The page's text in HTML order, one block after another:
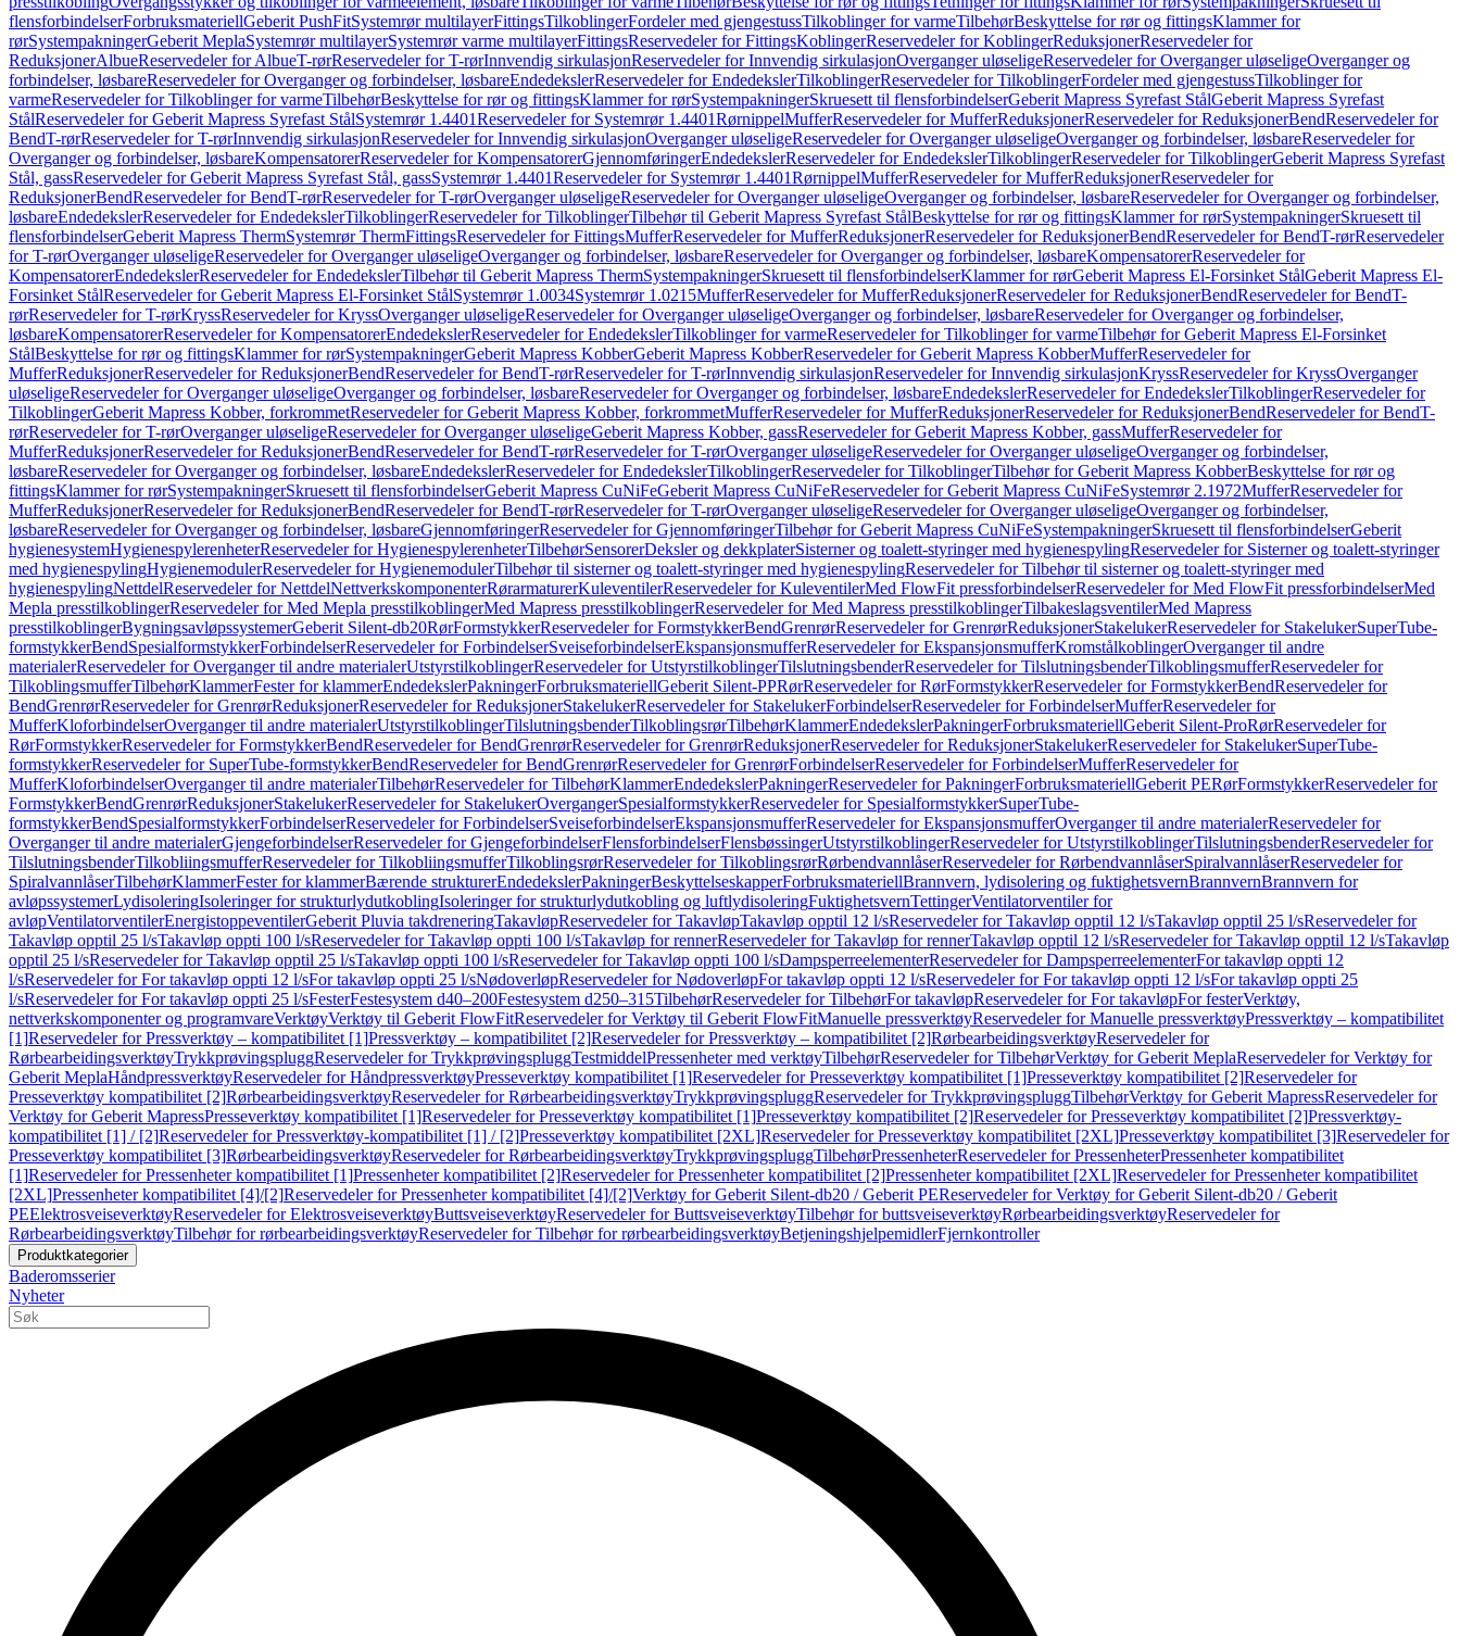
flensforbindelserForbruksmateriellGeberit PushFitSystemrør multilayerFittingsTilkoblingerFordeler med gjengestussTilkoblinger for varmeTilbehørBeskyttelse for rør og fittingsKlammer for
rørSystempakningerGeberit MeplaSystemrør multilayerSystemrør varme multilayerFittingsReservedeler for FittingsKoblingerReservedeler for KoblingerReduksjonerReservedeler for
ReduksjonerAlbueReservedeler for AlbueT-rørReservedeler for T-rørInnvendig sirkulasjonReservedeler for Innvendig sirkulasjonOverganger uløseligeReservedeler for Overganger uløseligeOverganger og
forbindelser, løsbareReservedeler for Overganger og forbindelser, løsbareEndedekslerReservedeler for EndedekslerTilkoblingerReservedeler for TilkoblingerFordeler med gjengestussTilkoblinger for
varmeReservedeler for Tilkoblinger for varmeTilbehørBeskyttelse for rør og fittingsKlammer for rørSystempakningerSkruesett til flensforbindelserGeberit Mapress Syrefast StålGeberit Mapress Syrefast
StålReservedeler for Geberit Mapress Syrefast StålSystemrør 1.4401Reservedeler for Systemrør 1.4401RørnippelMufferReservedeler for MufferReduksjonerReservedeler for ReduksjonerBendReservedeler for
BendT-rørReservedeler for T-rørInnvendig sirkulasjonReservedeler for Innvendig sirkulasjonOverganger uløseligeReservedeler for Overganger uløseligeOverganger og forbindelser, løsbareReservedeler for
Overganger og forbindelser, løsbareKompensatorerReservedeler for KompensatorerGjennomføringerEndedekslerReservedeler for EndedekslerTilkoblingerReservedeler for TilkoblingerGeberit Mapress Syrefast
Stål, gassReservedeler for Geberit Mapress Syrefast Stål, gassSystemrør 1.4401Reservedeler for Systemrør 1.4401RørnippelMufferReservedeler for MufferReduksjonerReservedeler for
ReduksjonerBendReservedeler for BendT-rørReservedeler for T-rørOverganger uløseligeReservedeler for Overganger uløseligeOverganger og forbindelser, løsbareReservedeler for Overganger og forbindelser,
løsbareEndedekslerReservedeler for EndedekslerTilkoblingerReservedeler for TilkoblingerTilbehør til Geberit Mapress Syrefast StålBeskyttelse for rør og fittingsKlammer for rørSystempakningerSkruesett til
flensforbindelserGeberit Mapress ThermSystemrør ThermFittingsReservedeler for FittingsMufferReservedeler for MufferReduksjonerReservedeler for ReduksjonerBendReservedeler for BendT-rørReservedeler
for T-rørOverganger uløseligeReservedeler for Overganger uløseligeOverganger og forbindelser, løsbareReservedeler for Overganger og forbindelser, løsbareKompensatorerReservedeler for
KompensatorerEndedekslerReservedeler for EndedekslerTilbehør til Geberit Mapress ThermSystempakningerSkruesett til flensforbindelserKlammer for rørGeberit Mapress El-Forsinket StålGeberit Mapress El-
Forsinket StålReservedeler for Geberit Mapress El-Forsinket StålSystemrør 1.0034Systemrør 1.0215MufferReservedeler for MufferReduksjonerReservedeler for ReduksjonerBendReservedeler for BendT-
rørReservedeler for T-rørKryssReservedeler for KryssOverganger uløseligeReservedeler for Overganger uløseligeOverganger og forbindelser, løsbareReservedeler for Overganger og forbindelser,
løsbareKompensatorerReservedeler for KompensatorerEndedekslerReservedeler for EndedekslerTilkoblinger for varmeReservedeler for Tilkoblinger for varmeTilbehør for Geberit Mapress El-Forsinket
StålBeskyttelse for rør og fittingsKlammer for rørSystempakningerGeberit Mapress KobberGeberit Mapress KobberReservedeler for Geberit Mapress KobberMufferReservedeler for
MufferReduksjonerReservedeler for ReduksjonerBendReservedeler for BendT-rørReservedeler for T-rørInnvendig sirkulasjonReservedeler for Innvendig sirkulasjonKryssReservedeler for KryssOverganger
uløseligeReservedeler for Overganger uløseligeOverganger og forbindelser, løsbareReservedeler for Overganger og forbindelser, løsbareEndedekslerReservedeler for EndedekslerTilkoblingerReservedeler for
TilkoblingerGeberit Mapress Kobber, forkrommetReservedeler for Geberit Mapress Kobber, forkrommetMufferReservedeler for MufferReduksjonerReservedeler for ReduksjonerBendReservedeler for BendT-
rørReservedeler for T-rørOverganger uløseligeReservedeler for Overganger uløseligeGeberit Mapress Kobber, gassReservedeler for Geberit Mapress Kobber, gassMufferReservedeler for
MufferReduksjonerReservedeler for ReduksjonerBendReservedeler for BendT-rørReservedeler for T-rørOverganger uløseligeReservedeler for Overganger uløseligeOverganger og forbindelser,
løsbareReservedeler for Overganger og forbindelser, løsbareEndedekslerReservedeler for EndedekslerTilkoblingerReservedeler for TilkoblingerTilbehør for Geberit Mapress KobberBeskyttelse for rør og
fittingsKlammer for rørSystempakningerSkruesett til flensforbindelserGeberit Mapress CuNiFeGeberit Mapress CuNiFeReservedeler for Geberit Mapress CuNiFeSystemrør 2.1972MufferReservedeler for
MufferReduksjonerReservedeler for ReduksjonerBendReservedeler for BendT-rørReservedeler for T-rørOverganger uløseligeReservedeler for Overganger uløseligeOverganger og forbindelser,
løsbareReservedeler for Overganger og forbindelser, løsbareGjennomføringerReservedeler for GjennomføringerTilbehør for Geberit Mapress CuNiFeSystempakningerSkruesett til flensforbindelserGeberit
hygienesystemHygienespylerenheterReservedeler for HygienespylerenheterTilbehørSensorerDeksler og dekkplaterSisterner og toalett-styringer med hygienespylingReservedeler for Sisterner og toalett-styringer
med hygienespylingHygienemodulerReservedeler for HygienemodulerTilbehør til sisterner og toalett-styringer med hygienespylingReservedeler for Tilbehør til sisterner og toalett-styringer med
hygienespylingNettdelReservedeler for NettdelNettverkskomponenterRørarmaturerKuleventilerReservedeler for KuleventilerMed FlowFit pressforbindelserReservedeler for Med FlowFit pressforbindelserMed
Mepla presstilkoblingerReservedeler for Med Mepla presstilkoblingerMed Mapress presstilkoblingerReservedeler for Med Mapress presstilkoblingerTilbakeslagsventilerMed Mapress
presstilkoblingerBygningsavløpssystemerGeberit Silent-db20RørFormstykkerReservedeler for FormstykkerBendGrenrørReservedeler for GrenrørReduksjonerStakelukerReservedeler for StakelukerSuperTube-
formstykkerBendSpesialformstykkerForbindelserReservedeler for ForbindelserSveiseforbindelserEkspansjonsmufferReservedeler for EkspansjonsmufferKromstålkoblingerOverganger til andre
materialerReservedeler for Overganger til andre materialerUtstyrstilkoblingerReservedeler for UtstyrstilkoblingerTilslutningsbenderReservedeler for TilslutningsbenderTilkoblingsmufferReservedeler for
TilkoblingsmufferTilbehørKlammerFester for klammerEndedekslerPakningerForbruksmateriellGeberit Silent-PPRørReservedeler for RørFormstykkerReservedeler for FormstykkerBendReservedeler for
BendGrenrørReservedeler for GrenrørReduksjonerReservedeler for ReduksjonerStakelukerReservedeler for StakelukerForbindelserReservedeler for ForbindelserMufferReservedeler for
MufferKloforbindelserOverganger til andre materialerUtstyrstilkoblingerTilslutningsbenderTilkoblingsrørTilbehørKlammerEndedekslerPakningerForbruksmateriellGeberit Silent-ProRørReservedeler for
RørFormstykkerReservedeler for FormstykkerBendReservedeler for BendGrenrørReservedeler for GrenrørReduksjonerReservedeler for ReduksjonerStakelukerReservedeler for StakelukerSuperTube-
formstykkerReservedeler for SuperTube-formstykkerBendReservedeler for BendGrenrørReservedeler for GrenrørForbindelserReservedeler for ForbindelserMufferReservedeler for
MufferKloforbindelserOverganger til andre materialerTilbehørReservedeler for TilbehørKlammerEndedekslerPakningerReservedeler for PakningerForbruksmateriellGeberit PERørFormstykkerReservedeler for
FormstykkerBendGrenrørReduksjonerStakelukerReservedeler for StakelukerOvergangerSpesialformstykkerReservedeler for SpesialformstykkerSuperTube-
formstykkerBendSpesialformstykkerForbindelserReservedeler for ForbindelserSveiseforbindelserEkspansjonsmufferReservedeler for EkspansjonsmufferOverganger til andre materialerReservedeler for
Overganger til andre materialerGjengeforbindelserReservedeler for GjengeforbindelserFlensforbindelserFlensbøssingerUtstyrstilkoblingerReservedeler for UtstyrstilkoblingerTilslutningsbenderReservedeler for
TilslutningsbenderTilkobliingsmufferReservedeler for TilkobliingsmufferTilkoblingsrørReservedeler for TilkoblingsrørRørbendvannlåserReservedeler for RørbendvannlåserSpiralvannlåserReservedeler for
SpiralvannlåserTilbehørKlammerFester for klammerBærende strukturerEndedekslerPakningerBeskyttelseskapperForbruksmateriellBrannvern, lydisolering og fuktighetsvernBrannvernBrannvern for
avløpssystemerLydisoleringIsoleringer for strukturlydutkoblingIsoleringer for strukturlydutkobling og luftlydisoleringFuktighetsvernTettingerVentilatorventiler for
avløpVentilatorventilerEnergistoppeventilerGeberit Pluvia takdreneringTakavløpReservedeler for TakavløpTakavløp opptil 12 l/sReservedeler for Takavløp opptil 12 l/sTakavløp opptil 25 l/sReservedeler for
Takavløp opptil 25 l/sTakavløp oppti 100 l/sReservedeler for Takavløp oppti 100 l/sTakavløp for rennerReservedeler for Takavløp for rennerTakavløp opptil 12 l/sReservedeler for Takavløp opptil 12 l/sTakavløp
opptil 25 l/sReservedeler for Takavløp opptil 25 l/sTakavløp oppti 100 l/sReservedeler for Takavløp oppti 100 l/sDampsperreelementerReservedeler for DampsperreelementerFor takavløp oppti 12
l/sReservedeler for For takavløp oppti 12 l/sFor takavløp oppti 25 l/sNødoverløpReservedeler for NødoverløpFor takavløp oppti 12 l/sReservedeler for For takavløp oppti 12 l/sFor takavløp oppti 25
l/sReservedeler for For takavløp oppti 25 l/sFesterFestesystem d40–200Festesystem d250–315TilbehørReservedeler for TilbehørFor takavløpReservedeler for For takavløpFor festerVerktøy,
nettverkskomponenter og programvareVerktøyVerktøy til Geberit FlowFitReservedeler for Verktøy til Geberit FlowFitManuelle pressverktøyReservedeler for Manuelle pressverktøyPressverktøy – kompatibilitet
[1]Reservedeler for Pressverktøy – kompatibilitet [1]Pressverktøy – kompatibilitet [2]Reservedeler for Pressverktøy – kompatibilitet [2]RørbearbeidingsverktøyReservedeler for
RørbearbeidingsverktøyTrykkprøvingspluggReservedeler for TrykkprøvingspluggTestmiddelPressenheter med verktøyTilbehørReservedeler for TilbehørVerktøy for Geberit MeplaReservedeler for Verktøy for
Geberit MeplaHåndpressverktøyReservedeler for HåndpressverktøyPresseverktøy kompatibilitet [1]Reservedeler for Presseverktøy kompatibilitet [1]Presseverktøy kompatibilitet [2]Reservedeler for
Presseverktøy kompatibilitet [2]RørbearbeidingsverktøyReservedeler for RørbearbeidingsverktøyTrykkprøvingspluggReservedeler for TrykkprøvingspluggTilbehørVerktøy for Geberit MapressReservedeler for
Verktøy for Geberit MapressPresseverktøy kompatibilitet [1]Reservedeler for Presseverktøy kompatibilitet [1]Presseverktøy kompatibilitet [2]Reservedeler for Presseverktøy kompatibilitet [2]Pressverktøy-
kompatibilitet [1] / [2]Reservedeler for Pressverktøy-kompatibilitet [1] / [2]Presseverktøy kompatibilitet [2XL]Reservedeler for Presseverktøy kompatibilitet [2XL]Presseverktøy kompatibilitet [3]Reservedeler for
Presseverktøy kompatibilitet [3]RørbearbeidingsverktøyReservedeler for RørbearbeidingsverktøyTrykkprøvingspluggTilbehørPressenheterReservedeler for PressenheterPressenheter kompatibilitet
[1]Reservedeler for Pressenheter kompatibilitet [1]Pressenheter kompatibilitet [2]Reservedeler for Pressenheter kompatibilitet [2]Pressenheter kompatibilitet [2XL]Reservedeler for Pressenheter kompatibilitet
[2XL]Pressenheter kompatibilitet [4]/[2]Reservedeler for Pressenheter kompatibilitet [4]/[2]Verktøy for Geberit Silent-db20 / Geberit PEReservedeler for Verktøy for Geberit Silent-db20 / Geberit
PEElektrosveiseverktøyReservedeler for ElektrosveiseverktøyButtsveiseverktøyReservedeler for ButtsveiseverktøyTilbehør for buttsveiseverktøyRørbearbeidingsverktøyReservedeler for
RørbearbeidingsverktøyTilbehør for rørbearbeidingsverktøyReservedeler for Tilbehør for rørbearbeidingsverktøyBetjeningshjelpemidlerFjernkontroller
Produktkategorier
Baderomsserier
Nyheter